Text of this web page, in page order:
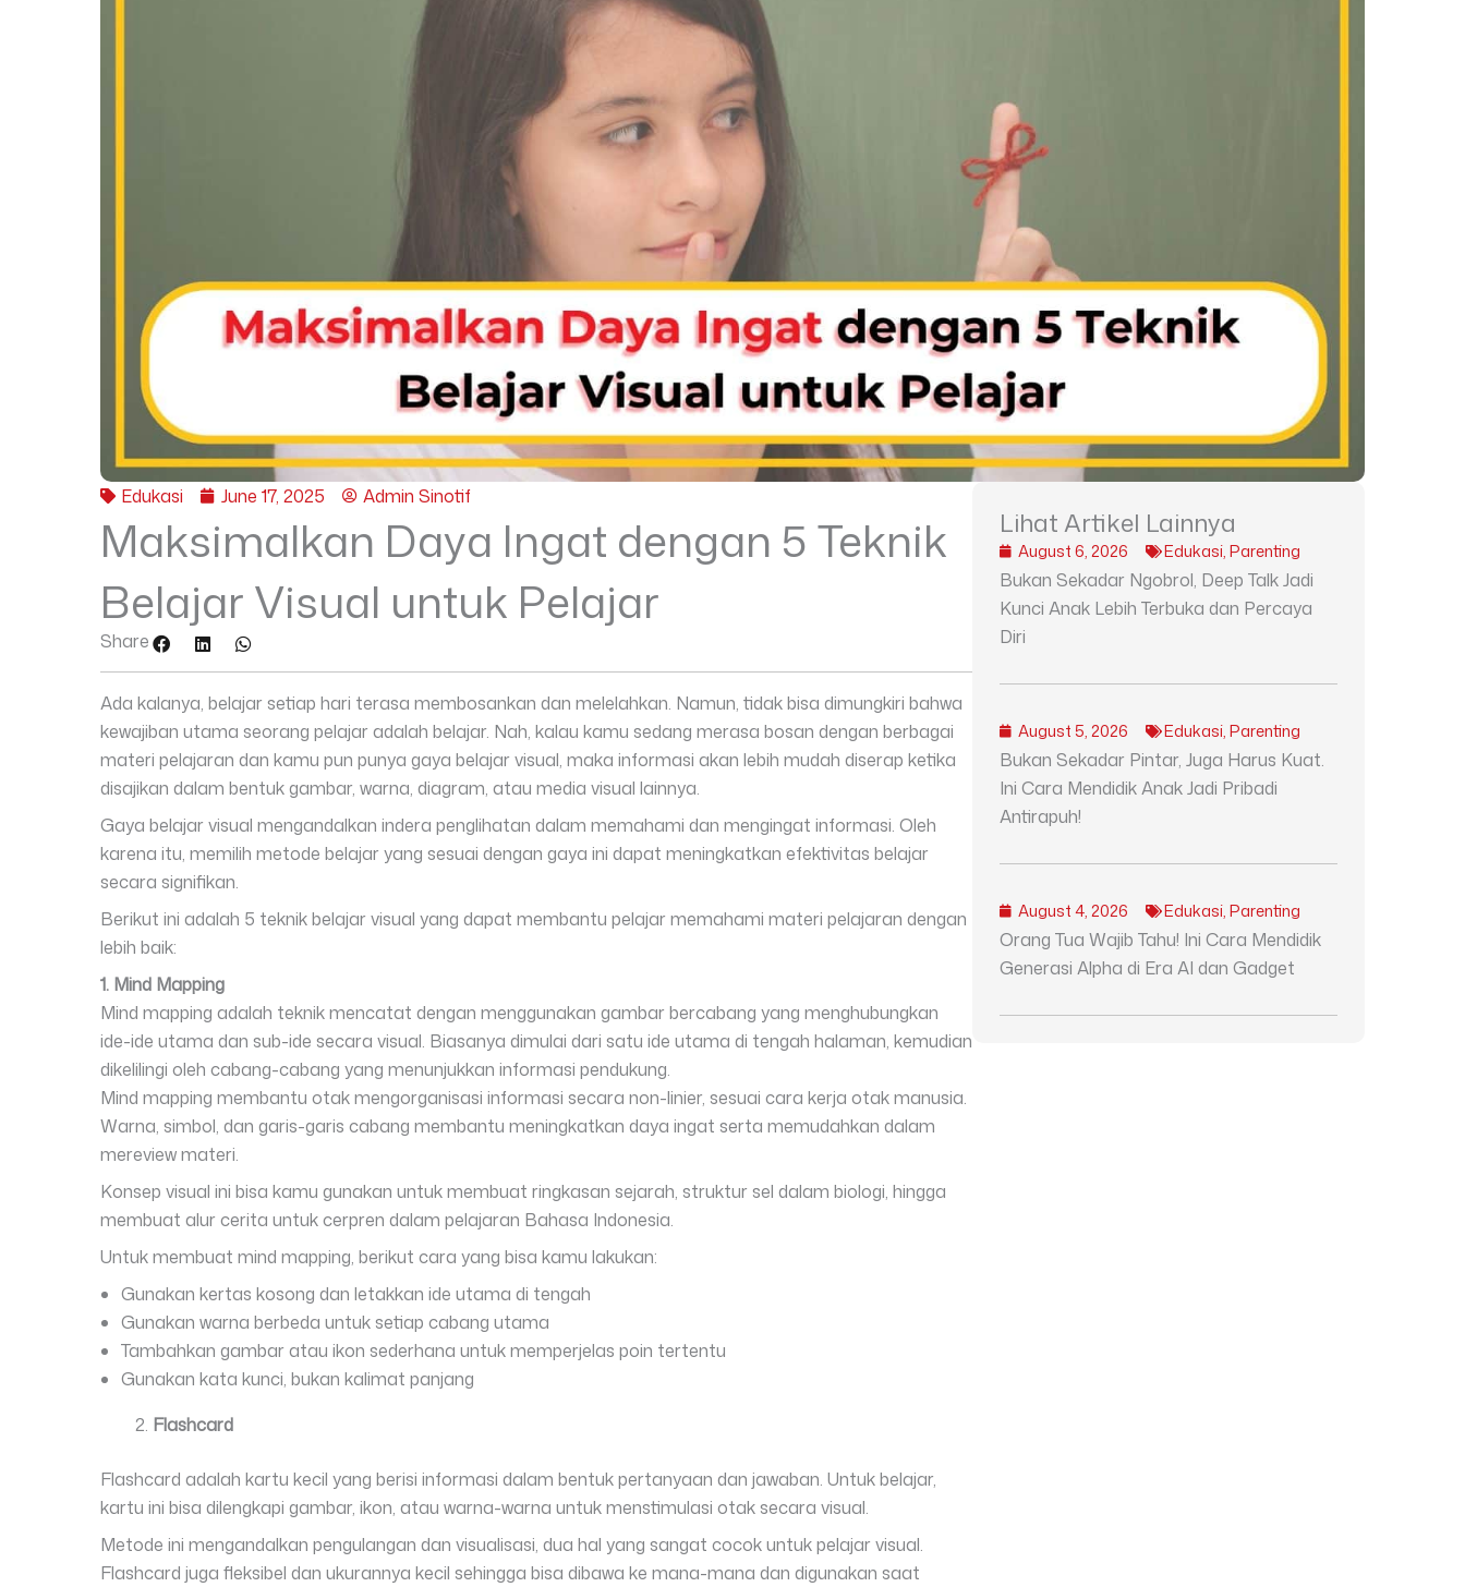
Edukasi June 17, 2025 Admin Sinotif
Maksimalkan Daya Ingat dengan 5 Teknik
Belajar Visual untuk Pelajar
Share
Ada kalanya, belajar setiap hari terasa membosankan dan melelahkan. Namun, tidak bisa dimungkiri bahwa
kewajiban utama seorang pelajar adalah belajar. Nah, kalau kamu sedang merasa bosan dengan berbagai
materi pelajaran dan kamu pun punya gaya belajar visual, maka informasi akan lebih mudah diserap ketika
disajikan dalam bentuk gambar, warna, diagram, atau media visual lainnya.
Gaya belajar visual mengandalkan indera penglihatan dalam memahami dan mengingat informasi. Oleh
karena itu, memilih metode belajar yang sesuai dengan gaya ini dapat meningkatkan efektivitas belajar
secara signifikan.
Berikut ini adalah 5 teknik belajar visual yang dapat membantu pelajar memahami materi pelajaran dengan
lebih baik:
1. Mind Mapping
Mind mapping adalah teknik mencatat dengan menggunakan gambar bercabang yang menghubungkan
ide-ide utama dan sub-ide secara visual. Biasanya dimulai dari satu ide utama di tengah halaman, kemudian
dikelilingi oleh cabang-cabang yang menunjukkan informasi pendukung.
Mind mapping membantu otak mengorganisasi informasi secara non-linier, sesuai cara kerja otak manusia.
Warna, simbol, dan garis-garis cabang membantu meningkatkan daya ingat serta memudahkan dalam
mereview materi.
Konsep visual ini bisa kamu gunakan untuk membuat ringkasan sejarah, struktur sel dalam biologi, hingga
membuat alur cerita untuk cerpren dalam pelajaran Bahasa Indonesia.
Untuk membuat mind mapping, berikut cara yang bisa kamu lakukan:
Gunakan kertas kosong dan letakkan ide utama di tengah
Gunakan warna berbeda untuk setiap cabang utama
Tambahkan gambar atau ikon sederhana untuk memperjelas poin tertentu
Gunakan kata kunci, bukan kalimat panjang
Flashcard
Flashcard adalah kartu kecil yang berisi informasi dalam bentuk pertanyaan dan jawaban. Untuk belajar,
kartu ini bisa dilengkapi gambar, ikon, atau warna-warna untuk menstimulasi otak secara visual.
Metode ini mengandalkan pengulangan dan visualisasi, dua hal yang sangat cocok untuk pelajar visual.
Flashcard juga fleksibel dan ukurannya kecil sehingga bisa dibawa ke mana-mana dan digunakan saat
Lihat Artikel Lainnya
August 6, 2026 Edukasi,Parenting
Bukan Sekadar Ngobrol, Deep Talk Jadi
Kunci Anak Lebih Terbuka dan Percaya
Diri
August 5, 2026 Edukasi,Parenting
Bukan Sekadar Pintar, Juga Harus Kuat.
Ini Cara Mendidik Anak Jadi Pribadi
Antirapuh!
August 4, 2026 Edukasi,Parenting
Orang Tua Wajib Tahu! Ini Cara Mendidik
Generasi Alpha di Era AI dan Gadget